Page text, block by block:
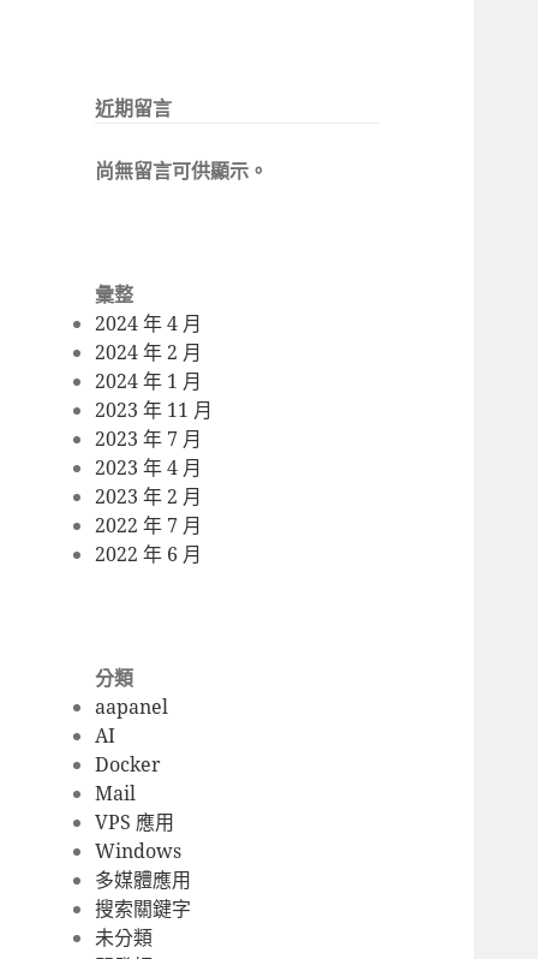
近期留言
尚無留言可供顯示。
彙整
2024 年 4 月
2024 年 2 月
2024 年 1 月
2023 年 11 月
2023 年 7 月
2023 年 4 月
2023 年 2 月
2022 年 7 月
2022 年 6 月
分類
aapanel
AI
Docker
Mail
VPS 應用
Windows
多媒體應用
搜索關鍵字
未分類